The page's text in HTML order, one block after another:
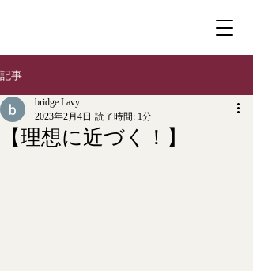
記事
【理想に近づく！】
bridge Lavy
2023年2月4日 読了時間: 1分